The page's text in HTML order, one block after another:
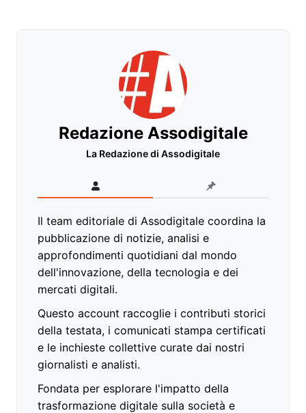
Redazione Assodigitale
La Redazione di Assodigitale
Il team editoriale di Assodigitale coordina la
pubblicazione di notizie, analisi e
approfondimenti quotidiani dal mondo
dell'innovazione, della tecnologia e dei
mercati digitali.
Questo account raccoglie i contributi storici
della testata, i comunicati stampa certificati
e le inchieste collettive curate dai nostri
giornalisti e analisti.
Fondata per esplorare l'impatto della
trasformazione digitale sulla società e